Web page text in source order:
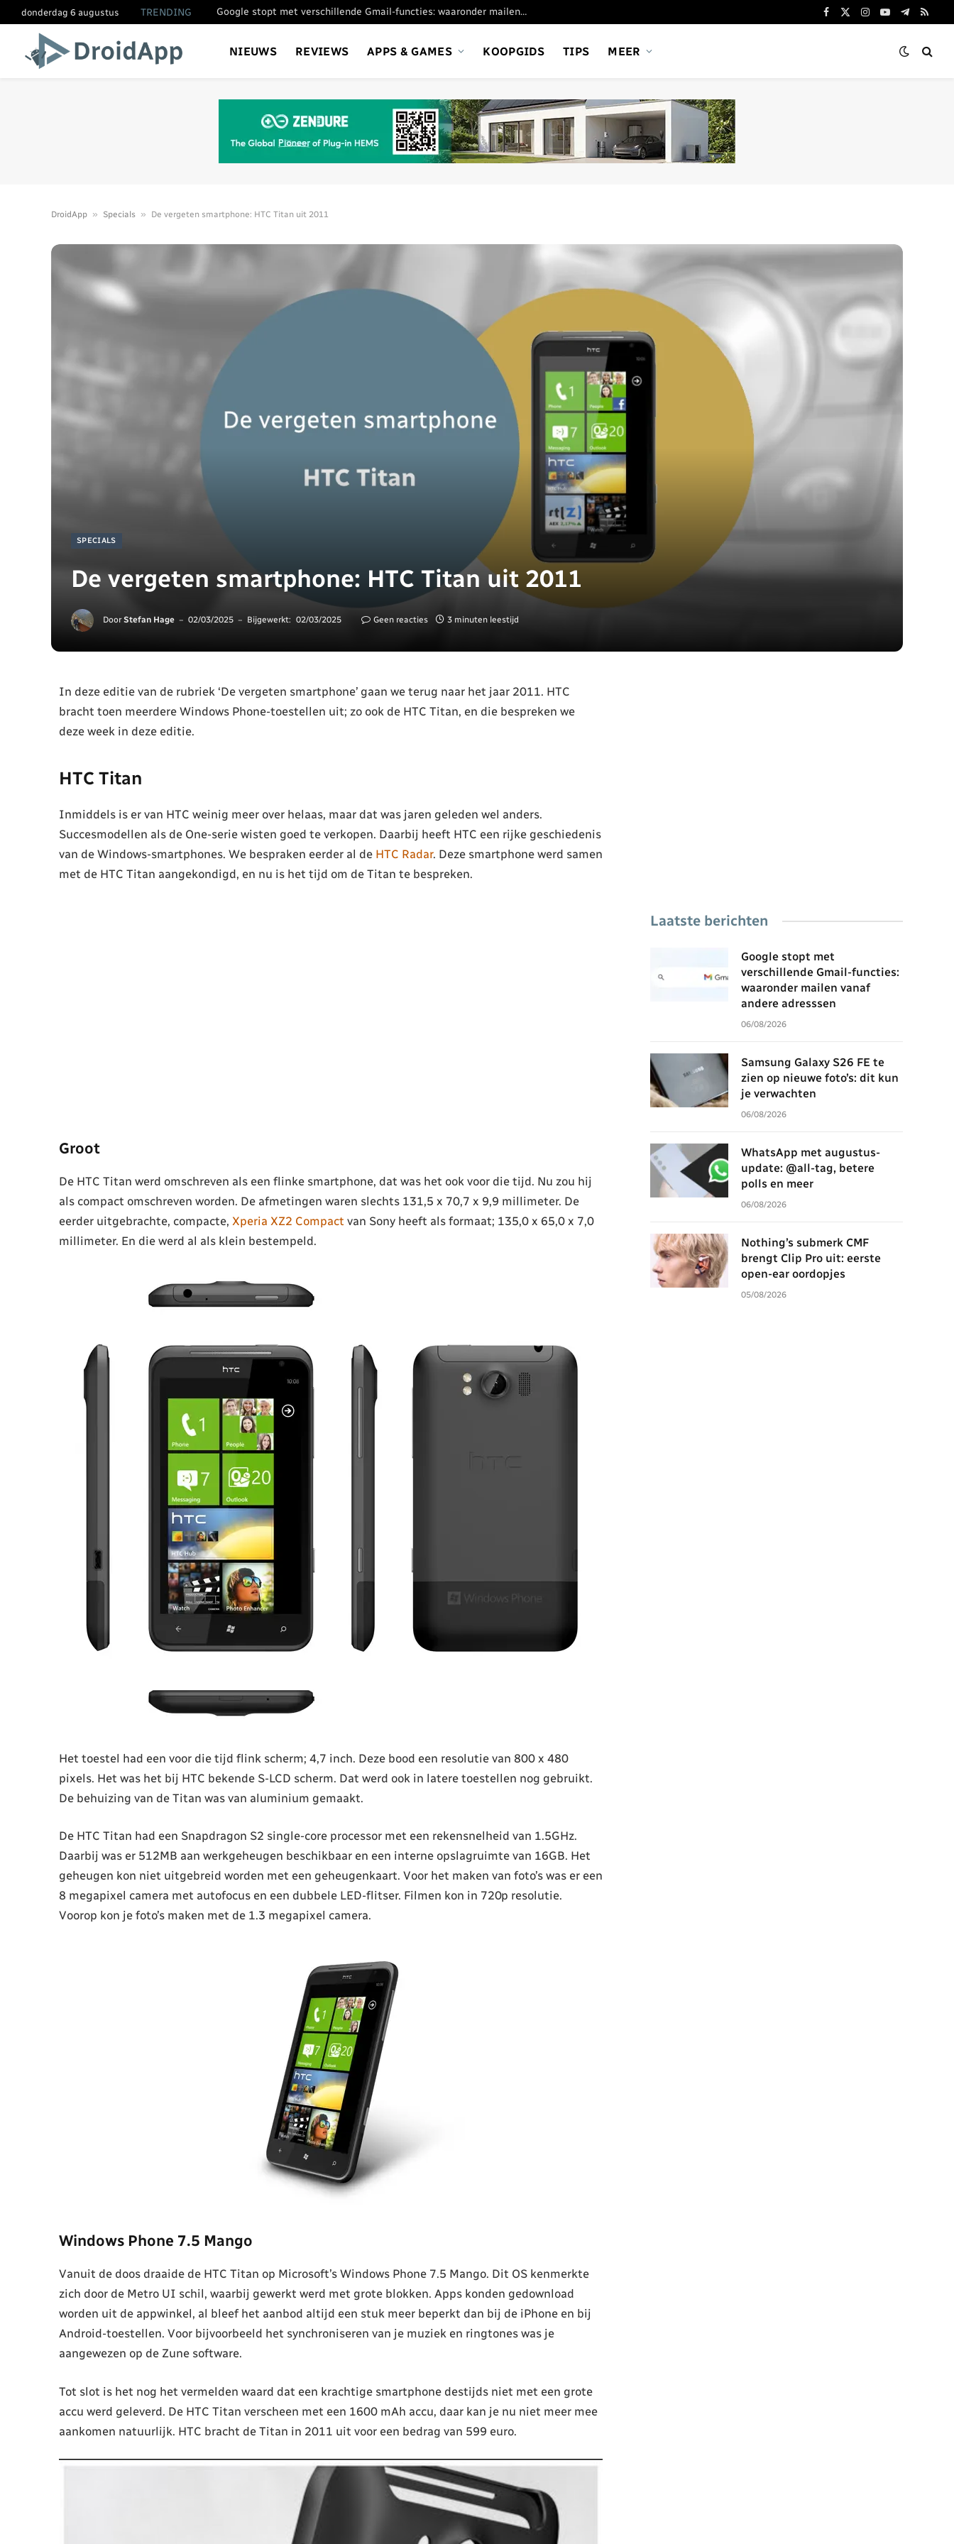
donderdag 6 augustus TRENDING Google stopt met verschillende Gmail-functies: waaronder mailen vanaf andere adresssen
Facebook
X
Instagram
YouTube
Telegram
RSS
NIEUWS REVIEWS APPS & GAMES KOOPGIDS TIPS MEER
DroidApp » Specials » De vergeten smartphone: HTC Titan uit 2011
SPECIALS
De vergeten smartphone: HTC Titan uit 2011
Door Stefan Hage 02/03/2025 Bijgewerkt: 02/03/2025 Geen reacties 3 minuten leestijd
In deze editie van de rubriek ‘De vergeten smartphone’ gaan we terug naar het jaar 2011. HTC
bracht toen meerdere Windows Phone-toestellen uit; zo ook de HTC Titan, en die bespreken we
deze week in deze editie.
HTC Titan
Inmiddels is er van HTC weinig meer over helaas, maar dat was jaren geleden wel anders.
Succesmodellen als de One-serie wisten goed te verkopen. Daarbij heeft HTC een rijke geschiedenis
van de Windows-smartphones. We bespraken eerder al de HTC Radar. Deze smartphone werd samen
met de HTC Titan aangekondigd, en nu is het tijd om de Titan te bespreken.
Groot
De HTC Titan werd omschreven als een flinke smartphone, dat was het ook voor die tijd. Nu zou hij
als compact omschreven worden. De afmetingen waren slechts 131,5 x 70,7 x 9,9 millimeter. De
eerder uitgebrachte, compacte, Xperia XZ2 Compact van Sony heeft als formaat; 135,0 x 65,0 x 7,0
millimeter. En die werd al als klein bestempeld.
Het toestel had een voor die tijd flink scherm; 4,7 inch. Deze bood een resolutie van 800 x 480
pixels. Het was het bij HTC bekende S-LCD scherm. Dat werd ook in latere toestellen nog gebruikt.
De behuizing van de Titan was van aluminium gemaakt.
De HTC Titan had een Snapdragon S2 single-core processor met een rekensnelheid van 1.5GHz.
Daarbij was er 512MB aan werkgeheugen beschikbaar en een interne opslagruimte van 16GB. Het
geheugen kon niet uitgebreid worden met een geheugenkaart. Voor het maken van foto’s was er een
8 megapixel camera met autofocus en een dubbele LED-flitser. Filmen kon in 720p resolutie.
Voorop kon je foto’s maken met de 1.3 megapixel camera.
Windows Phone 7.5 Mango
Vanuit de doos draaide de HTC Titan op Microsoft’s Windows Phone 7.5 Mango. Dit OS kenmerkte
zich door de Metro UI schil, waarbij gewerkt werd met grote blokken. Apps konden gedownload
worden uit de appwinkel, al bleef het aanbod altijd een stuk meer beperkt dan bij de iPhone en bij
Android-toestellen. Voor bijvoorbeeld het synchroniseren van je muziek en ringtones was je
aangewezen op de Zune software.
Tot slot is het nog het vermelden waard dat een krachtige smartphone destijds niet met een grote
accu werd geleverd. De HTC Titan verscheen met een 1600 mAh accu, daar kan je nu niet meer mee
aankomen natuurlijk. HTC bracht de Titan in 2011 uit voor een bedrag van 599 euro.
Laatste berichten
Google stopt met
verschillende Gmail-functies:
waaronder mailen vanaf
andere adresssen
06/08/2026
Samsung Galaxy S26 FE te
zien op nieuwe foto’s: dit kun
je verwachten
06/08/2026
WhatsApp met augustus-
update: @all-tag, betere
polls en meer
06/08/2026
Nothing’s submerk CMF
brengt Clip Pro uit: eerste
open-ear oordopjes
05/08/2026